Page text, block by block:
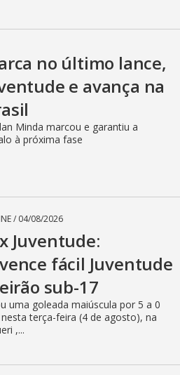
no último lance,
e avança na
Minda marcou e garantiu a
à próxima fase
/ 04/08/2026
Juventude:
fácil Juventude
sub-17
uma goleada maiúscula por 5 a 0
terça-feira (4 de agosto), na
,...